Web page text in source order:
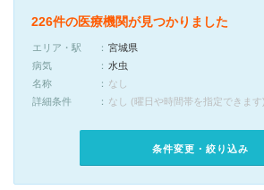
226件の医療機関が見つかりました
エリア・駅
宮城県
病気
水虫
名称
なし
詳細条件
なし (曜日や時間帯を指定できます)
条件変更・絞り込み